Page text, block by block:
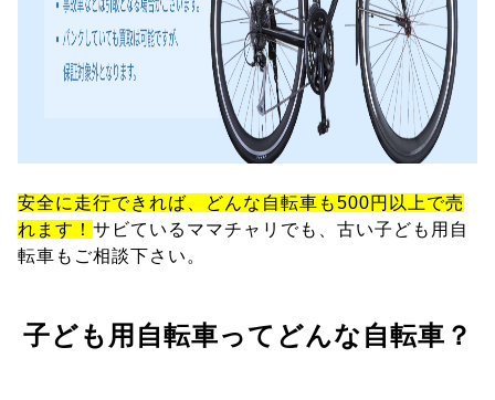
安全に走行できれば、どんな自転車も500円以上で売
れます！ サビているママチャリでも、古い子ども用自
転車もご相談下さい。
子ども用自転車ってどんな自転車？